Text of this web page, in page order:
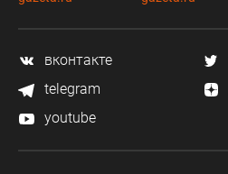
вконтакте
telegram
youtube